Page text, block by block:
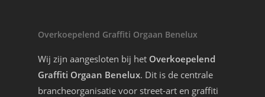
Overkoepelend Graffiti Orgaan Benelux
Wij zijn aangesloten bij het Overkoepelend
Graffiti Orgaan Benelux. Dit is de centrale
brancheorganisatie voor street-art en graffiti